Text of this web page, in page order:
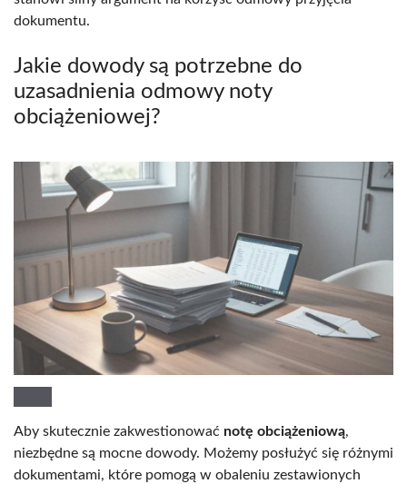
dokumentu.
Jakie dowody są potrzebne do
uzasadnienia odmowy noty
obciążeniowej?
Aby skutecznie zakwestionować notę obciążeniową,
niezbędne są mocne dowody. Możemy posłużyć się różnymi
dokumentami, które pomogą w obaleniu zestawionych